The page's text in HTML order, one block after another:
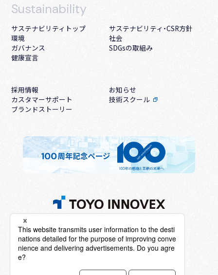
Sustainability
サステナビリティトップ
サステナビリティ・CSR方針
環境
社会
ガバナンス
SDGsの取組み
健康宣言
採用情報
お知らせ
カスタマーサポート
技術スクール
ブランドストーリー
TOYOイノベックス株式会社
本社・工場:兵庫県明石市二見町福里523-1
TEL.（078）942-2345